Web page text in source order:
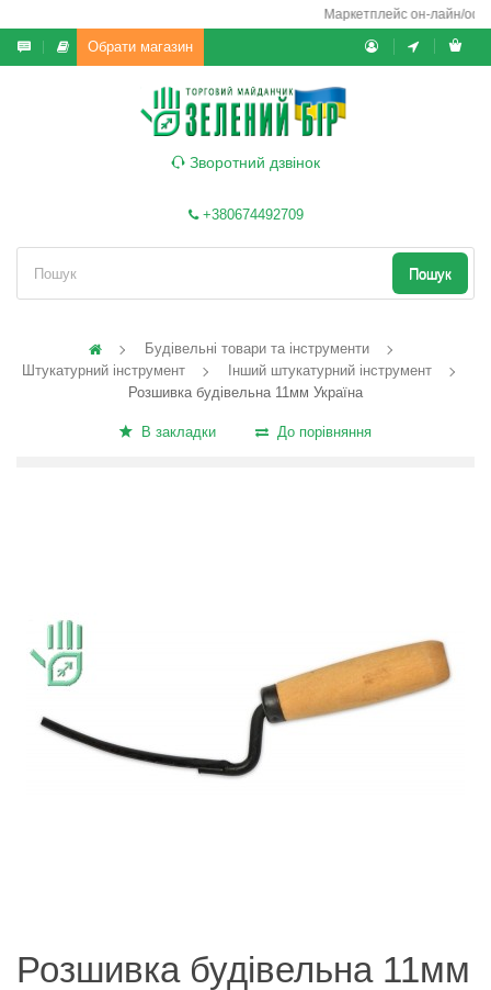
Маркетплейс он-лайн/офф-
Обрати магазин
Зворотний дзвінок
+380674492709
Пошук
Будівельні товари та інструменти
Штукатурний інструмент
Інший штукатурний інструмент
Розшивка будівельна 11мм Україна
В закладки До порівняння
Розшивка будівельна 11мм